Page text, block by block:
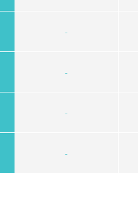
-
-
-
-